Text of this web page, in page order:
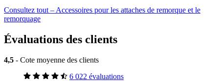
Consultez tout – Accessoires pour les attaches de remorque et le
remorquage
Évaluations des clients
4,5 - Cote moyenne des clients
6 022 évaluations